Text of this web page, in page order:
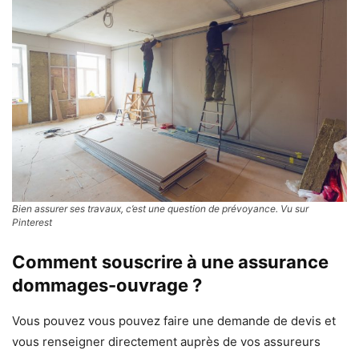
Bien assurer ses travaux, c’est une question de prévoyance. Vu sur
Pinterest
Comment souscrire à une assurance
dommages-ouvrage ?
Vous pouvez vous pouvez faire une demande de devis et
vous renseigner directement auprès de vos assureurs